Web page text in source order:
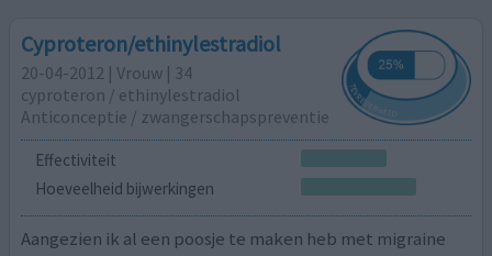
Cyproteron/ethinylestradiol
20-04-2012 | Vrouw | 34
cyproteron / ethinylestradiol
Anticonceptie / zwangerschapspreventie
Effectiviteit
Hoeveelheid bijwerkingen
Aangezien ik al een poosje te maken heb met migraine